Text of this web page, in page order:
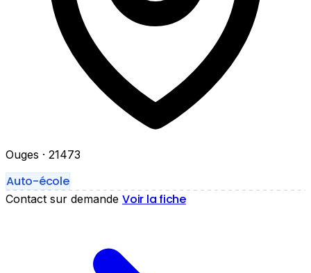
Ouges · 21473
Auto-école
Contact sur demande Voir la fiche